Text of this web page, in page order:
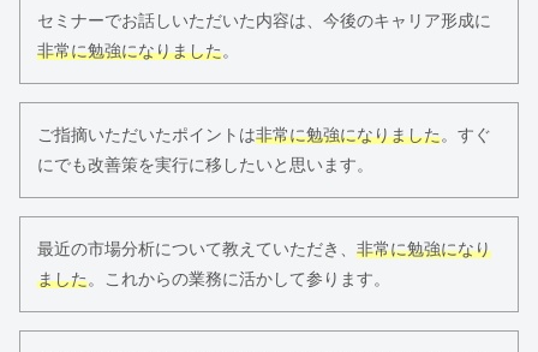
セミナーでお話しいただいた内容は、今後のキャリア形成に
非常に勉強になりました。
ご指摘いただいたポイントは非常に勉強になりました。すぐ
にでも改善策を実行に移したいと思います。
最近の市場分析について教えていただき、 非常に勉強になり
ました。これからの業務に活かして参ります。